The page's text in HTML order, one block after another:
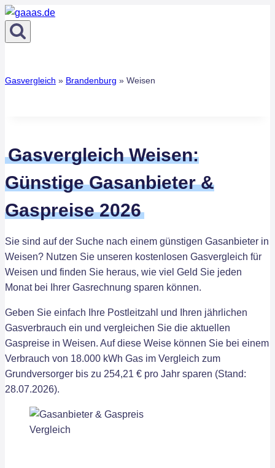
Zum
Inhalt
springen
Gasvergleich » Brandenburg » Weisen
Gasvergleich Weisen:
Günstige Gasanbieter &
Gaspreise 2026
Sie sind auf der Suche nach einem günstigen Gasanbieter in
Weisen? Nutzen Sie unseren kostenlosen Gasvergleich für
Weisen und finden Sie heraus, wie viel Geld Sie jeden
Monat bei Ihrer Gasrechnung sparen können.
Geben Sie einfach Ihre Postleitzahl und Ihren jährlichen
Gasverbrauch ein und vergleichen Sie die aktuellen
Gaspreise in Weisen. Auf diese Weise können Sie bei einem
Verbrauch von 18.000 kWh Gas im Vergleich zum
Grundversorger bis zu 254,21 € pro Jahr sparen (Stand:
28.07.2026).